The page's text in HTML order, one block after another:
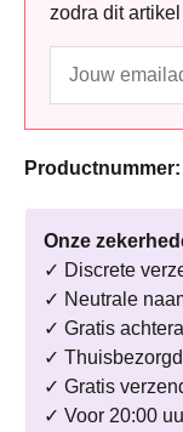
zodra dit
Productnummer:
Onze
✓ Discrete
✓ Neutrale
✓ Gratis
✓
✓ Gratis
✓ Voor 20:00